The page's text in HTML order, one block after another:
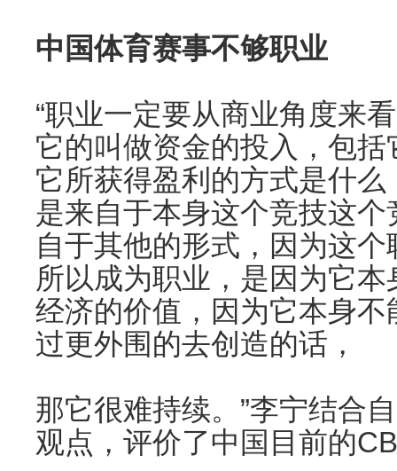
中国体育赛事不够职业
“职业一定要从商业角度来
它的叫做资金的投入，包
它所获得盈利的方式是什
是来自于本身这个竞技这
自于其他的形式，因为这
所以成为职业，是因为它
经济的价值，因为它本身
过更外围的去创造的话，
那它很难持续。”李宁结合
观点，评价了中国目前的